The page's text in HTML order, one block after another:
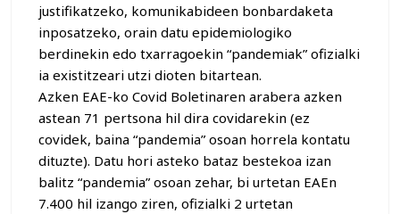
justifikatzeko, komunikabideen bonbardaketa
inposatzeko, orain datu epidemiologiko
berdinekin edo txarragoekin “pandemiak” ofizialki
ia existitzeari utzi dioten bitartean.
Azken EAE-ko Covid Boletinaren arabera azken
astean 71 pertsona hil dira covidarekin (ez
covidek, baina “pandemia” osoan horrela kontatu
dituzte). Datu hori asteko bataz bestekoa izan
balitz “pandemia” osoan zehar, bi urtetan EAEn
7.400 hil izango ziren, ofizialki 2 urtetan